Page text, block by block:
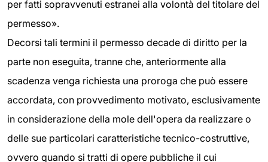
per fatti sopravvenuti estranei alla volontà del titolare del
permesso».
Decorsi tali termini il permesso decade di diritto per la
parte non eseguita, tranne che, anteriormente alla
scadenza venga richiesta una proroga che può essere
accordata, con provvedimento motivato, esclusivamente
in considerazione della mole dell'opera da realizzare o
delle sue particolari caratteristiche tecnico-costruttive,
ovvero quando si tratti di opere pubbliche il cui